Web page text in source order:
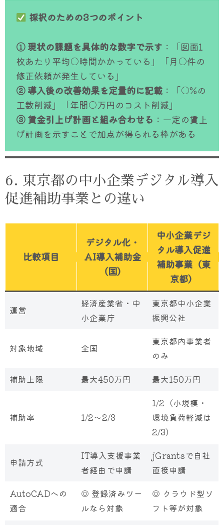
採択のための3つのポイント
① 現状の課題を具体的な数字で示す ：「図面1
枚あたり平均○時間かかっている」「月○件の
修正依頼が発生している」
② 導入後の改善効果を定量的に記載 ：「○%の
工数削減」「年間○万円のコスト削減」
③ 賃金引上げ計画と組み合わせる ：一定の賃上
げ計画を示すことで加点が得られる枠がある
6. 東京都の中小企業デジタル導入
促進補助事業との違い
比較項目
デジタル化・
AI導入補助金
（国）
中小企業デジ
タル導入促進
補助事業（東
京都）
運営
経済産業省・中
小企業庁
東京都中小企業
振興公社
対象地域 全国
東京都内事業者
のみ
補助上限
最大450万円 最大150万円
補助率 1/2〜2/3
1/2（小規模・
環境負荷軽減は
2/3）
申請方式
IT導入支援事業
者経由で申請
jGrantsで自社
直接申請
AutoCADへの
適合
◎ 登録済みツー
ルなら対象
◎ クラウド型ソ
フト等が対象